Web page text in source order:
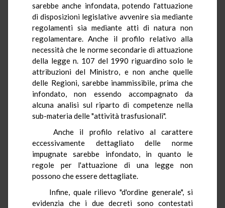
sarebbe anche infondata, potendo l'attuazione
di disposizioni legislative avvenire sia mediante
regolamenti sia mediante atti di natura non
regolamentare. Anche il profilo relativo alla
necessità che le norme secondarie di attuazione
della legge n. 107 del 1990 riguardino solo le
attribuzioni del Ministro, e non anche quelle
delle Regioni, sarebbe inammissibile, prima che
infondato, non essendo accompagnato da
alcuna analisi sul riparto di competenze nella
sub-materia delle "attività trasfusionali".
Anche il profilo relativo al carattere
eccessivamente dettagliato delle norme
impugnate sarebbe infondato, in quanto le
regole per l'attuazione di una legge non
possono che essere dettagliate.
Infine, quale rilievo "d'ordine generale", si
evidenzia che i due decreti sono contestati